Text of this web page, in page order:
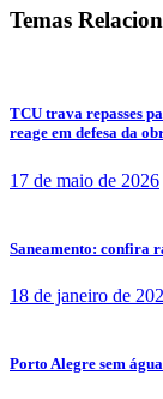
Temas
TCU trava repasses
reage em defesa da
17 de maio de 2026
Saneamento: confira
18 de janeiro de
Porto Alegre sem